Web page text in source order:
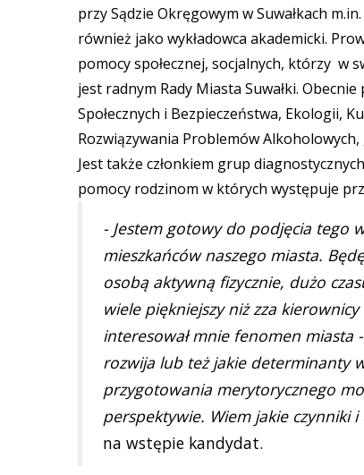
przy Sądzie Okręgowym w Suwałkach
również jako wykładowca akademicki.
pomocy społecznej, socjalnych, którzy w
jest radnym Rady Miasta Suwałki.
Społecznych i Bezpieczeństwa, Ekologii,
Rozwiązywania Problemów
Jest także członkiem grup
pomocy rodzinom w których występuje
- Jestem gotowy do podjęcia tego
mieszkańców naszego miasta.
osobą aktywną fizycznie, dużo
wiele piękniejszy niż zza
interesował mnie fenomen
rozwija lub też jakie determinanty
przygotowania merytorycznego
perspektywie. Wiem jakie czynniki
na wstępie kandydat.